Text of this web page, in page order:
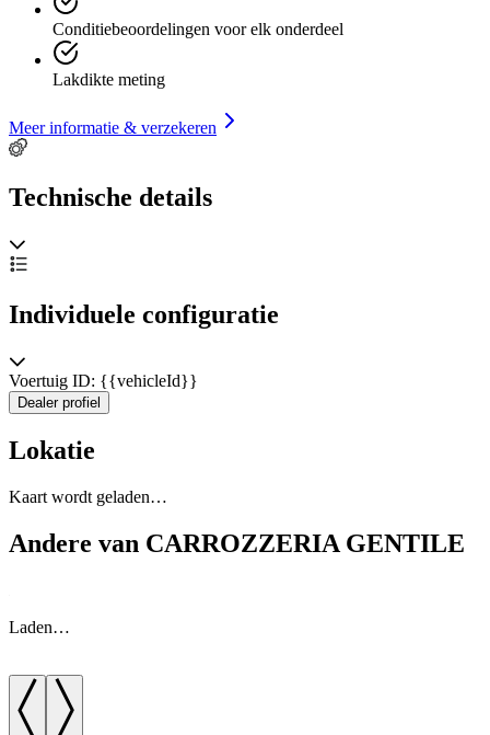
Conditiebeoordelingen voor elk onderdeel
Lakdikte meting
Meer informatie & verzekeren
Technische details
Individuele configuratie
Voertuig ID: {{vehicleId}}
Dealer profiel
Lokatie
Kaart wordt geladen…
Andere van CARROZZERIA GENTILE
Laden…